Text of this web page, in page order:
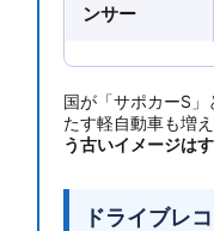
ンサー
国が「サポカーS
たす軽自動車も増え
う古いイメージは
ドライブレ